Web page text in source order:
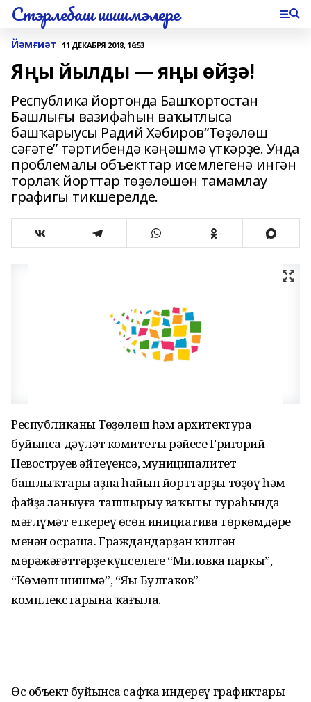
Стэрлебаш шишмэлере
Йәмғиәт 11 ДЕКАБРЯ 2018, 16:53
Яңы йылды — яңы өйҙә!
Республика йортонда Башҡортостан
Башлығы вазифаһын ваҡытлыса
башҡарыусы Радий Хәбиров“Төҙөлөш
сәғәте” тәртибендә кәңәшмә үткәрҙе. Унда
проблемалы объекттар исемлегенә ингән
торлаҡ йорттар төҙөлөшөн тамамлау
графигы тикшерелде.
Республиканың Төҙөлөш һәм архитектура
буйынса дәүләт комитеты рәйесе Григорий
Невоструев әйтеүенсә, муниципалитет
башлыҡтары аҙна һайын йорттарҙы төҙөү һәм
файҙаланыуға тапшырыу ваҡыты тураһында
мәғлүмәт еткереү өсөн инициатива төркөмдәре
менән осраша. Граждандарҙан килгән
мөрәжәғәттәрҙең күпселеге “Миловка паркы”,
“Көмөш шишмә”, “Яңы Булгаков”
комплекстарына ҡағыла.
Өс объект буйынса сафҡа индереү графиктары